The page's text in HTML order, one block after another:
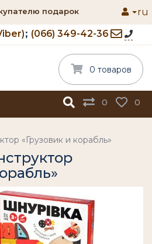
подарок
(066) 349-42-36
ru
0 0
0 товаров
«Грузовик и корабль»